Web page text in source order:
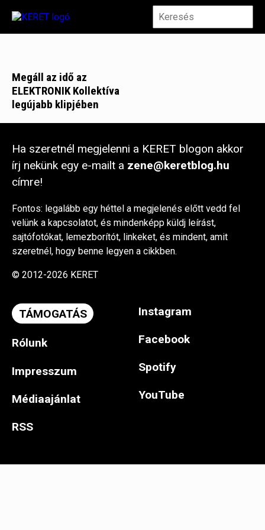
Megáll az idő az
ELEKTRONIK Kollektíva
legújabb klipjében
Ha szeretnél megjelenni a KERET blogon akkor
írj nekünk egy e-mailt a zene@keretblog.hu
címre!
Fontos: legalább egy héttel a megjelenés előtt vedd fel
velünk a kapcsolatot, és mindenképp küldj leírást,
sajtófotókat, lemezborítót, linkeket, és mindent, amit
szeretnél, hogy benne legyen a cikkben.
© 2012-2026 KERET
TÁMOGATÁS
Rólunk
Impresszum
Médiaajánlat
RSS
Instagram
Facebook
Spotify
YouTube